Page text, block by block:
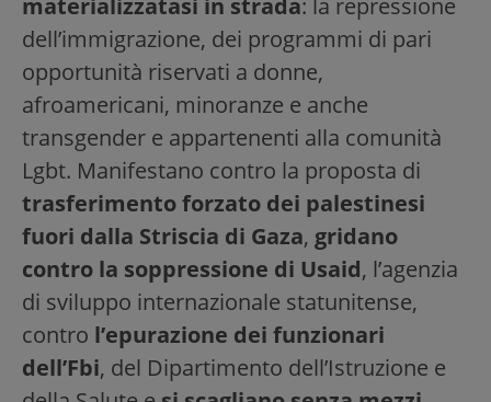
dell’immigrazione, dei programmi di pari
opportunità riservati a donne,
afroamericani, minoranze e anche
transgender e appartenenti alla comunità
Lgbt. Manifestano contro la proposta di
trasferimento forzato dei palestinesi
fuori dalla Striscia di Gaza, gridano
contro la soppressione di Usaid, l’agenzia
di sviluppo internazionale statunitense,
contro l’epurazione dei funzionari
dell’Fbi, del Dipartimento dell’Istruzione e